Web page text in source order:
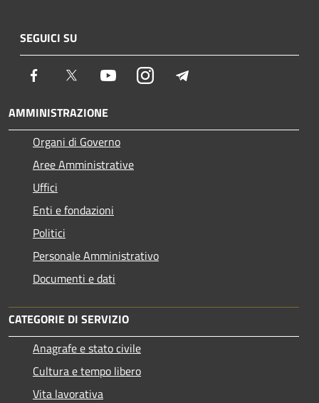
SEGUICI SU
Facebook Twitter YoutubeInstagram
AMMINISTRAZIONE
Organi di Governo
Aree Amministrative
Uffici
Enti e fondazioni
Politici
Personale Amministrativo
Documenti e dati
CATEGORIE DI SERVIZIO
Anagrafe e stato civile
Cultura e tempo libero
Vita lavorativa